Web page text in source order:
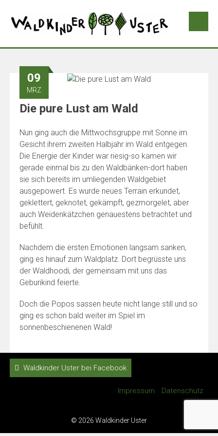
09
MRZ
Die pure Lust am Wald
Nun ging auch die Mittwochsgruppe mit Sonne im
Gesicht ihrem zweiten Halbjahr im Wald entgegen.
Die Energie der Kinder war riesig-so kamen wir
gerade einmal bis zu den Waldbänken-dort haben
sie sich bereits im umliegenden Waldgebiet
ausgepowert. Es wurde neues Terrain erkundet,
geklettert, geknotet, gekämpft, gezmorgelet, aber
auch Weidenkätzchen genauestens betrachtet und
befühlt.
Nachdem die ersten Emotionen langsam sanken,
ging es hinauf zum Waldplatz. Dort begrüsste uns
der Waldhoodi, der gemeinsam mit uns das
Geburikind feierte.
Doch die Popos sassen heute nicht lange still und so
ging es schon bald weiter im Spiel im
sonnenbeschienenen Wald!
Waldkinder Uster bei Facebook
Impressum Datenschutz
© 2026 Waldkinder Uster